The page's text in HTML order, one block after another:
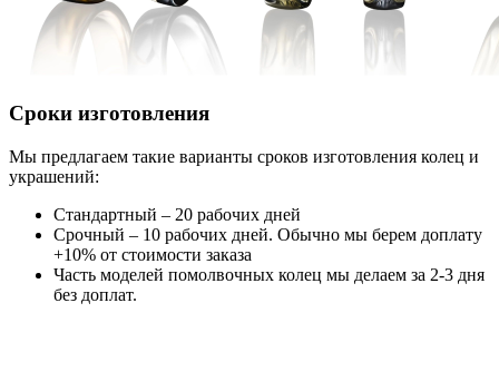
Сроки изготовления
Мы предлагаем такие варианты сроков изготовления колец и
украшений:
Стандартный – 20 рабочих дней
Срочный – 10 рабочих дней. Обычно мы берем доплату
+10% от стоимости заказа
Часть моделей помолвочных колец мы делаем за 2-3 дня
без доплат.